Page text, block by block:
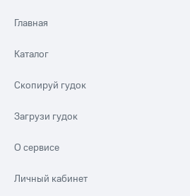
Главная
Каталог
Скопируй гудок
Загрузи гудок
О сервисе
Личный кабинет